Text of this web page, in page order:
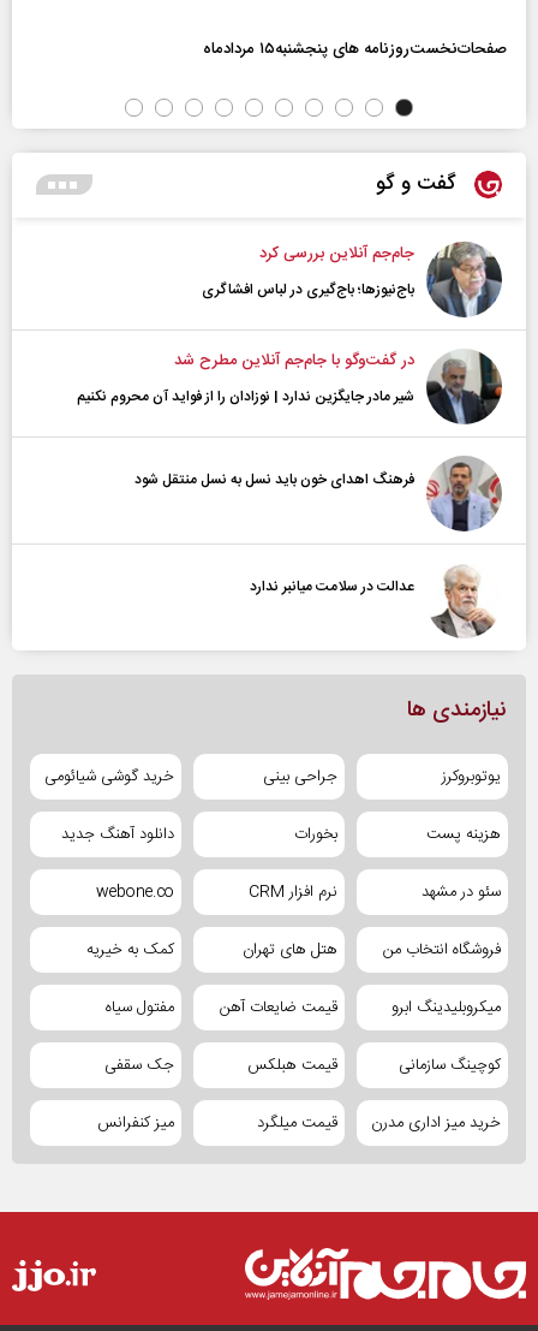
صفحات‌نخست‌روزنامه ها‌ی پنجشنبه‌۱۵ مردادماه
گفت و گو
جام‌جم آنلاین بررسی کرد
باج‌نیوزها؛ باج‌گیری در لباس افشاگری
در گفت‌و‌گو با جام‌جم آنلاین مطرح شد
شیر مادر جایگزین ندارد | نوزادان را از فواید آن محروم نکنیم
فرهنگ اهدای خون باید نسل به نسل منتقل شود
عدالت در سلامت میانبر ندارد
نیازمندی ها
یوتوبروکرز جراحی بینی خرید گوشی شیائومی
هزینه پست بخورات دانلود آهنگ جدید
سئو در مشهد نرم افزار CRM webone.co
فروشگاه انتخاب من هتل های تهران کمک به خیریه
میکروبلیدینگ ابرو قیمت ضایعات آهن مفتول سیاه
کوچینگ سازمانی قیمت هبلکس جک سقفی
خرید میز اداری مدرن قیمت میلگرد میز کنفرانس